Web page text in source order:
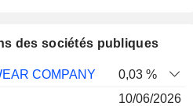
des sociétés publiques
Date de
COMPANY
0,03 %
10/06/2026